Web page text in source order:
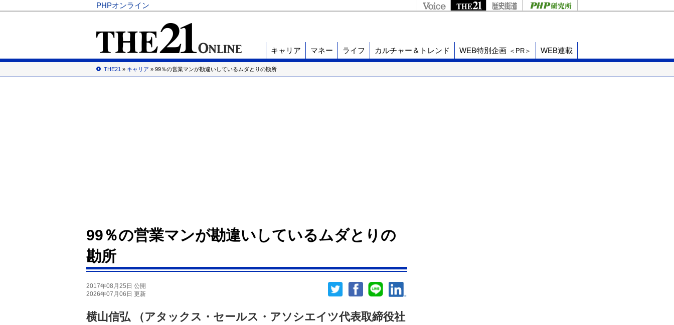
PHPオンライン
キャリア マネー ライフ カルチャー＆トレンド WEB特別企画 ＜PR＞ WEB連載
THE21 » キャリア » 99％の営業マンが勘違いしているムダとりの勘所
99％の営業マンが勘違いしているムダとりの
勘所
2017年08月25日 公開
2026年07月06日 更新
横山信弘 （アタックス・セールス・アソシエイツ代表取締役社